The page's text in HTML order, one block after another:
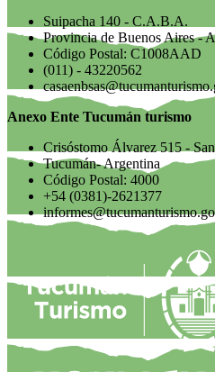
Suipacha 140 - C.A.B.A.
Provincia de Buenos Aires -
Código Postal: C1008AAD
(011) - 43220562
Anexo Ente Tucumán turismo
Crisóstomo Álvarez 515 -
Tucumán- Argentina
Código Postal: 4000
+54 (0381)-2621377